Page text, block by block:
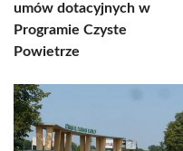
umów dotacyjnych w
Programie Czyste
Powietrze